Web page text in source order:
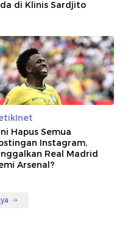
di Klinis Sardjito
Hapus Semua
Instagram,
Real Madrid
Arsenal?